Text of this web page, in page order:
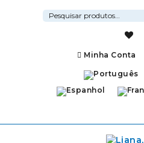
Pesquisar
por:
Minha Conta